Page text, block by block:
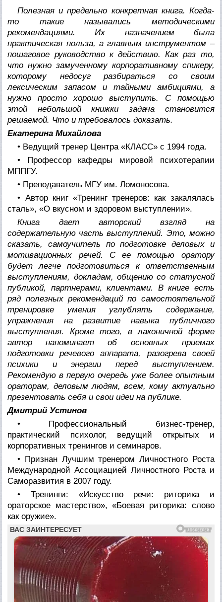
Полезная и предельно конкретная книга. Когда-
то такие назывались методическими
рекомендациями. Их назначением была
практическая польза, а главным инструментом –
пошаговое руководство к действию. Как раз то,
что нужно замученному корпоративному спикеру,
которому недосуг разбираться со своим
лексическим запасом и тайными амбициями, а
нужно просто хорошо выступить. С помощью
этой небольшой книжки задача становится
решаемой. Что и требовалось доказать.
Екатерина Михайлова
• Ведущий тренер Центра «КЛАСС» с 1994 года.
• Профессор кафедры мировой психотерапии
МППГУ.
• Преподаватель МГУ им. Ломоносова.
• Автор книг «Тренинг тренеров: как закалялась
сталь», «О вкусном и здоровом выступлении».
Книга дает авторский взгляд на
содержательную часть выступлений. Это, можно
сказать, самоучитель по подготовке деловых и
мотивационных речей. С ее помощью оратору
будет легче подготовиться к ответственным
выступлениям, докладам, общению со статусной
публикой, партнерами, клиентами. В книге есть
ряд полезных рекомендаций по самостоятельной
тренировке умения углублять содержание,
упражнения на развитие навыка публичного
выступления. Кроме того, в лаконичной форме
автор напоминает об основных приемах
подготовки речевого аппарата, разогрева своей
психики и энергии перед выступлением.
Рекомендую в первую очередь уже более опытным
ораторам, деловым людям, всем, кому актуально
презентовать себя и свои идеи на публике.
Дмитрий Устинов
• Профессиональный бизнес-тренер,
практический психолог, ведущий открытых и
корпоративных тренингов и семинаров.
• Признан Лучшим тренером Личностного Роста
Международной Ассоциацией Личностного Роста и
Саморазвития в 2007 году.
• Тренинги: «Искусство речи: риторика и
ораторское мастерство», «Боевая риторика: слово
как оружие».